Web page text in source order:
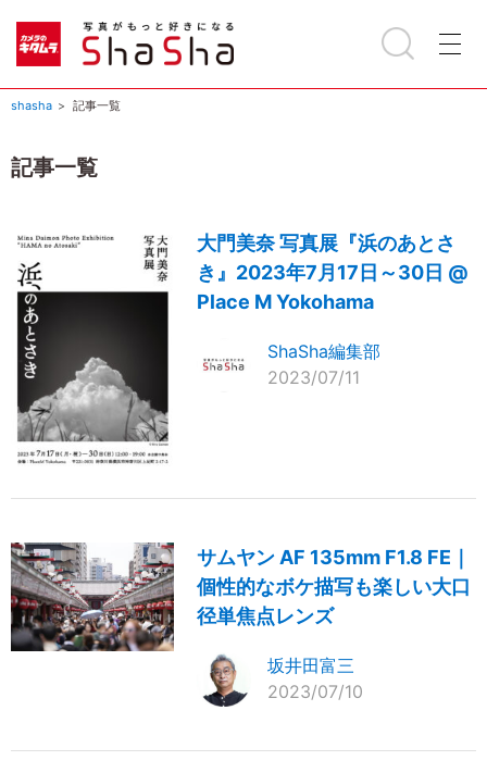
shasha 記事一覧
記事一覧
大門美奈 写真展『浜のあとさ
き』2023年7月17日～30日 @
Place M Yokohama
ShaSha編集部
2023/07/11
サムヤン AF 135mm F1.8 FE｜
個性的なボケ描写も楽しい大口
径単焦点レンズ
坂井田富三
2023/07/10